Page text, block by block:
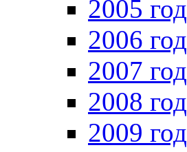
2005 год
2006 год
2007 год
2008 год
2009 год